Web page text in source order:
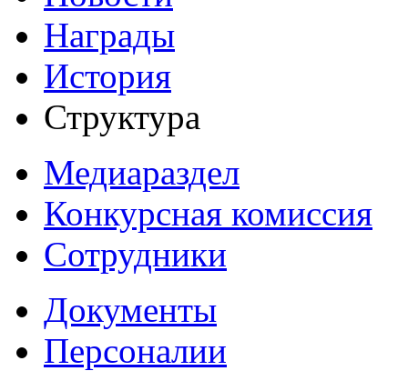
Награды
История
Структура
Медиараздел
Конкурсная комиссия
Сотрудники
Документы
Персоналии